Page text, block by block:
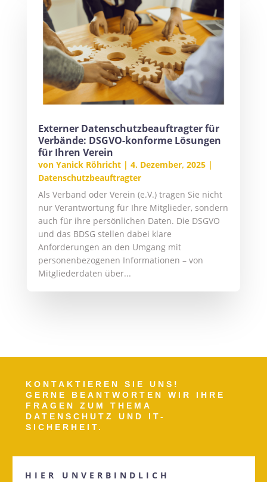
Externer Datenschutzbeauftragter für
Verbände: DSGVO-konforme Lösungen
für Ihren Verein
von Yanick Röhricht| 4. Dezember, 2025|
Datenschutzbeauftragter
Als Verband oder Verein (e.V.) tragen Sie nicht
nur Verantwortung für Ihre Mitglieder, sondern
auch für ihre persönlichen Daten. Die DSGVO
und das BDSG stellen dabei klare
Anforderungen an den Umgang mit
personenbezogenen Informationen – von
Mitgliederdaten über...
KONTAKTIEREN SIE UNS!
GERNE BEANTWORTEN WIR IHRE
FRAGEN ZUM THEMA
DATENSCHUTZ UND IT-
SICHERHEIT.
HIER UNVERBINDLICH